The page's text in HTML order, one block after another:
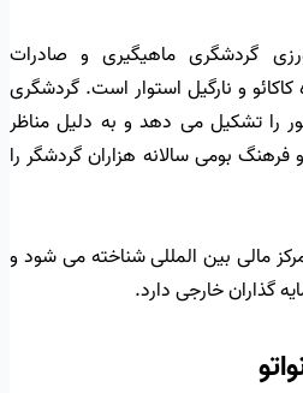
گردشگری ماهیگیری و صادرات
و نارگیل استوار است. گردشگری
را تشکیل می دهد و به دلیل مناظر
بومی سالانه هزاران گردشگر را
مالی بین المللی شناخته می شود و
گذاران خارجی دارد.